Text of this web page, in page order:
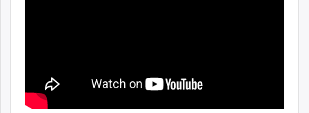
itoim.mn
tumen.mn